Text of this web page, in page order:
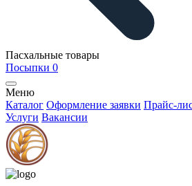
Пасхальные товары
Посыпки 0
Меню
Каталог Оформление заявки Прайс-
Услуги Вакансии